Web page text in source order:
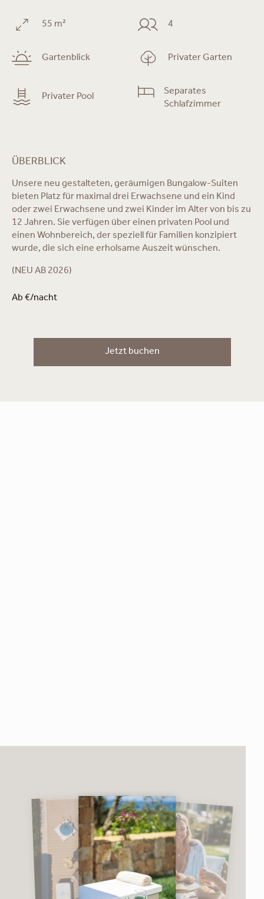
55 m² 4
Gartenblick Privater Garten
Privater Pool
Separates
Schlafzimmer
ÜBERBLICK
Unsere neu gestalteten, geräumigen Bungalow-Suiten
bieten Platz für maximal drei Erwachsene und ein Kind
oder zwei Erwachsene und zwei Kinder im Alter von bis zu
12 Jahren. Sie verfügen über einen privaten Pool und
einen Wohnbereich, der speziell für Familien konzipiert
wurde, die sich eine erholsame Auszeit wünschen.
(NEU AB 2026)
Ab €/nacht
Jetzt buchen